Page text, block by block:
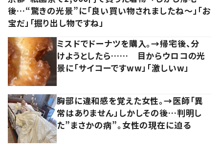
後…“驚きの光景”に「良い買い物されましたね～」「お
宝だ」「掘り出し物ですね」
ミスドでドーナツを購入。→帰宅後、分
けようとしたら…… 目からウロコの光
景に「サイコーですww」「激しいw」
胸部に違和感を覚えた女性。→医師「異
常はありません」しかしその後…判明し
た”まさかの病”。女性の現在に迫る